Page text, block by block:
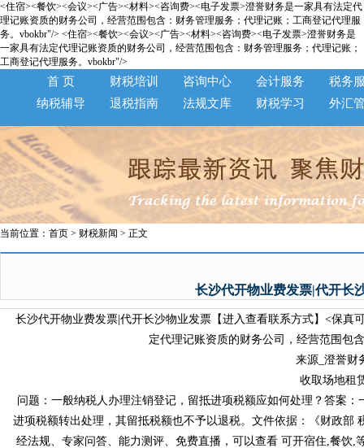
<住宿><餐饮><会议><广告><材料><咨询费><电子发票>澄誉财务是一家具有法定代
理记账资质的财务公司，经营范围包含：财务管理服务；代理记账；工商登记代理服
务。vbokbr"/> <住宿><餐饮><会议><广告><材料><咨询费><电子发票>澄誉财务是
一家具有法定代理记账资质的财务公司，经营范围包含：财务管理服务；代理记账；
工商登记代理服务。vbokbr"/>
首 页 财税培训 咨询中心 会计服务
税务
纳税辅导
退税指南 法规文库 财税学习 外汇
当前位置： 首页 > 财税新闻 > 正文
长沙代开物业费发票|代开长
长沙代开物业费发票|代开长沙物业发票【进入查看联系方式】<保真
定代理记账资质的财务公司，经营范围包
来源_澄誉财
收取场地租
问题：一般纳税人办理注销登记，留抵进项税额应如何处理？答
进项税额转出处理，其留抵税额也不予以退税。文件依据：《
经法规、专家问答、能力测评、免费直播，可以查看 可开宿